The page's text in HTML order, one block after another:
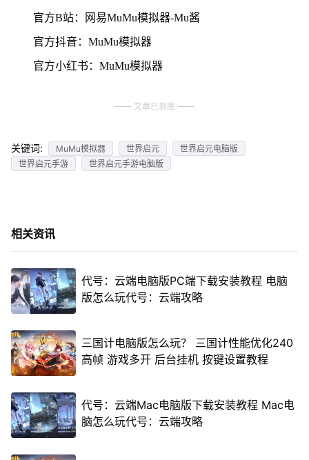
官方B站：网易MuMu模拟器-Mu酱
官方抖音：MuMu模拟器
官方小红书：MuMu模拟器
文章已到底
关键词: MuMu模拟器 世界启元
世界启元电脑版
世界启元手游
世界启元手游电脑版
相关资讯
代号：云端电脑版PC端下载安装教程 电脑
版怎么玩代号：云端攻略
三国计电脑版怎么玩？ 三国计性能优化240
高帧 游戏多开 后台挂机 按键设置教程
代号：云端Mac电脑版下载安装教程 Mac电
脑怎么玩代号：云端攻略